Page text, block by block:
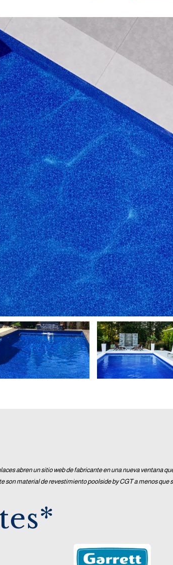
abren un sitio web de fabricante en una nueva ventana
son material de revestimiento poolside by CGT a menos que